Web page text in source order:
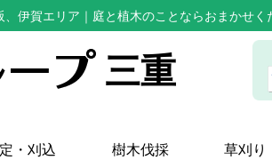
、伊賀エリア ｜庭と植木のことならおまかせく
三重
・刈込 樹木伐採 草刈り